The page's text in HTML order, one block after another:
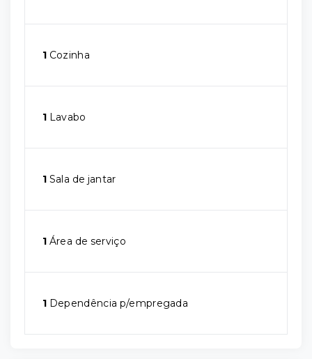
1 Cozinha
1 Lavabo
1 Sala de jantar
1 Área de serviço
1 Dependência p/empregada